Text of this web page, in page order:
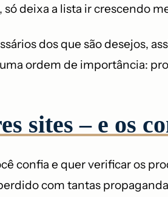
deixa a lista ir crescendo
dos que são desejos,
ordem de importância:
sites – e os
confia e quer verificar os
com tantas